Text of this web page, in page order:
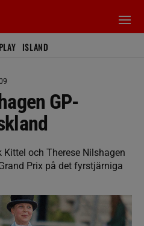
PLAY ISLAND
GP-
Kittel och Therese Nilshagen
Prix på det fyrstjärniga